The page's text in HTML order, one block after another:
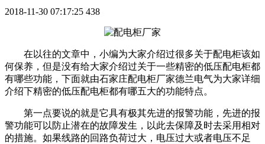
2018-11-30 07:17:25 438
在以往的文章中，小编为大家介绍过很多关于配电柜该如
何保养，但是没有给大家介绍过关于一些精密的低压配电柜都
有哪些功能，下面就由石家庄配电柜厂家德兰电气为大家详细
介绍下精密的低压配电柜都有哪五大的功能特点。
第一点要说的就是它具有极其先进的报警功能，先进的报
警功能可以防止潜在的故障发生，以此去保障及时去采用相对
的措施。如果线路的回路负荷过大，电压过大或者电压不足